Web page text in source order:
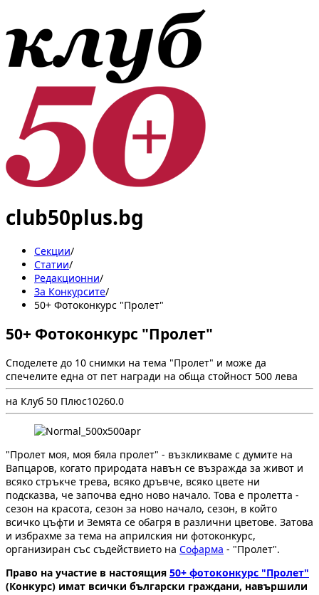
club50plus.bg
Секции/
Статии/
Редакционни/
За Конкурсите/
50+ Фотоконкурс "Пролет"
50+ Фотоконкурс "Пролет"
Споделете до 10 снимки на тема "Пролет" и може да
спечелите една от пет награди на обща стойност 500 лева
на Клуб 50 Плюс10260.0
"Пролет моя, моя бяла пролет" - възкликваме с думите на
Вапцаров, когато природата навън се възражда за живот и
всяко стръкче трева, всяко дръвче, всяко цвете ни
подсказва, че започва едно ново начало. Това е пролетта -
сезон на красота, сезон за ново начало, сезон, в който
всичко цъфти и Земята се обагря в различни цветове. Затова
и избрахме за тема на априлския ни фотоконкурс,
организиран със съдействието на Софарма - "Пролет".
Право на участие в настоящия 50+ фотоконкурс "Пролет"
(Конкурс) имат всички български граждани, навършили